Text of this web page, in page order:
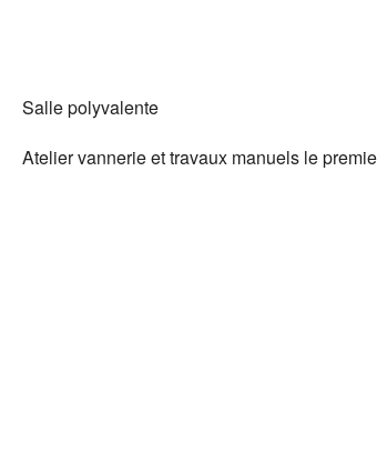
Salle polyvalente
Atelier vannerie et travaux manuels le